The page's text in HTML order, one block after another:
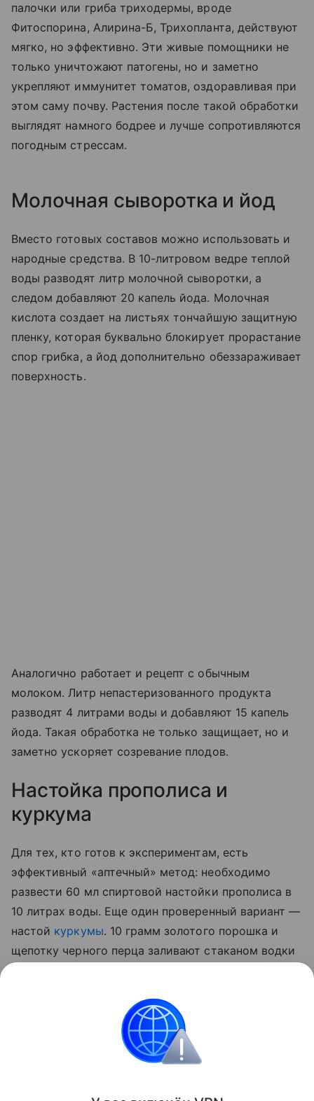
палочки или гриба триходермы, вроде
Фитоспорина, Алирина-Б, Трихопланта, действуют
мягко, но эффективно. Эти живые помощники не
только уничтожают патогены, но и заметно
укрепляют иммунитет томатов, оздоравливая при
этом саму почву. Растения после такой обработки
выглядят намного бодрее и лучше сопротивляются
погодным стрессам.
Молочная сыворотка и йод
Вместо готовых составов можно использовать и
народные средства. В 10-литровом ведре теплой
воды разводят литр молочной сыворотки, а
следом добавляют 20 капель йода. Молочная
кислота создает на листьях тончайшую защитную
пленку, которая буквально блокирует прорастание
спор грибка, а йод дополнительно обеззараживает
поверхность.
Аналогично работает и рецепт с обычным
молоком. Литр непастеризованного продукта
разводят 4 литрами воды и добавляют 15 капель
йода. Такая обработка не только защищает, но и
заметно ускоряет созревание плодов.
Настойка прополиса и
куркума
Для тех, кто готов к экспериментам, есть
эффективный «аптечный» метод: необходимо
развести 60 мл спиртовой настойки прополиса в
10 литрах воды. Еще один проверенный вариант —
настой куркумы. 10 грамм золотого порошка и
щепотку черного перца заливают стаканом водки
опрыскивают стебли, а также листья с верхней и